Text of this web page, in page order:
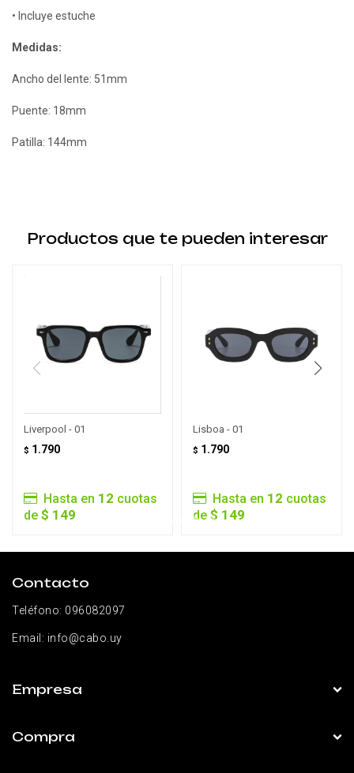
• Incluye estuche
Medidas:
Ancho del lente: 51mm
Puente: 18mm
Patilla: 144mm
Productos que te pueden interesar
Liverpool - 01
$ 1.790
Hasta en 12 cuotas
de $ 149
Lisboa - 01
$ 1.790
Hasta en 12 cuotas
de $ 149
Contacto
Teléfono: 096082097
Email: info@cabo.uy
Empresa
Compra